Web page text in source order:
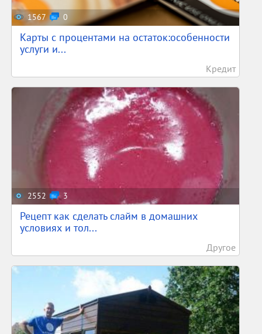
1567 0
Карты с процентами на остаток:особенности
услуги и...
Кредит
2552 3
Рецепт как сделать слайм в домашних
условиях и тол...
Другое